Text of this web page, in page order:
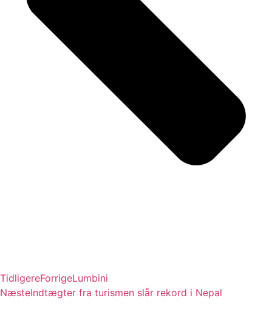
TidligereForrigeLumbini
NæsteIndtægter fra turismen slår rekord i Nepal